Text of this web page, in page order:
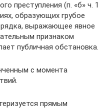
преступления (п. «б» ч. 1
образующих грубое
выражающее явное
признаком
публичная обстановка.
с момента
прямым